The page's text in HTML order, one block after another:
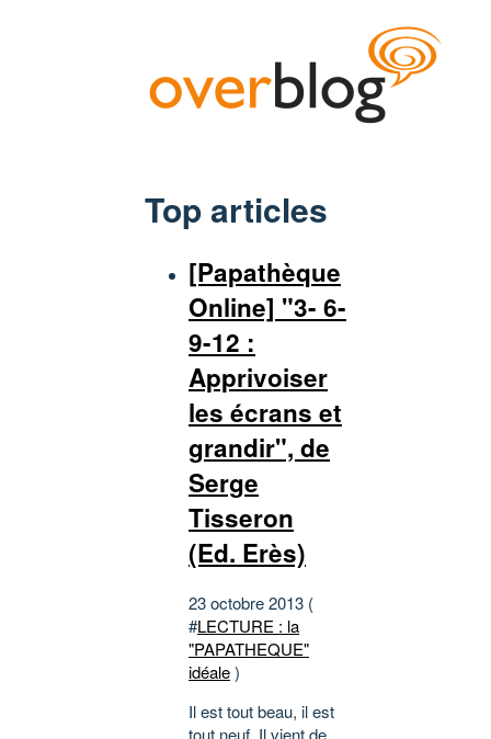
Top articles
[Papathèque
Online] "3- 6-
9-12 :
Apprivoiser
les écrans et
grandir", de
Serge
Tisseron
(Ed. Erès)
23 octobre 2013 (
#LECTURE : la
"PAPATHEQUE"
idéale)
Il est tout beau, il est
tout neuf. Il vient de